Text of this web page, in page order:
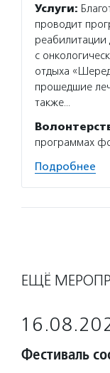
Услуги:
проводит
реабилитации
с
отдыха
прошедшие
также…
программах
Подробнее
ЕЩЁ
Фестиваль